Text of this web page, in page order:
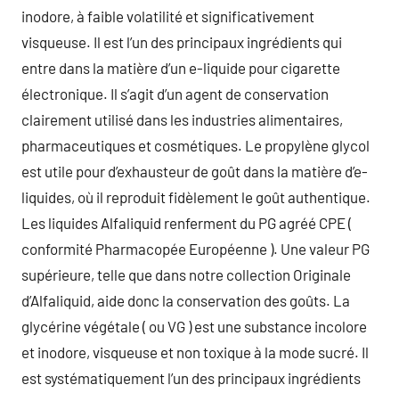
inodore, à faible volatilité et significativement
visqueuse. Il est l’un des principaux ingrédients qui
entre dans la matière d’un e-liquide pour cigarette
électronique. Il s’agit d’un agent de conservation
clairement utilisé dans les industries alimentaires,
pharmaceutiques et cosmétiques. Le propylène glycol
est utile pour d’exhausteur de goût dans la matière d’e-
liquides, où il reproduit fidèlement le goût authentique.
Les liquides Alfaliquid renferment du PG agréé CPE (
conformité Pharmacopée Européenne ). Une valeur PG
supérieure, telle que dans notre collection Originale
d’Alfaliquid, aide donc la conservation des goûts. La
glycérine végétale ( ou VG ) est une substance incolore
et inodore, visqueuse et non toxique à la mode sucré. Il
est systématiquement l’un des principaux ingrédients